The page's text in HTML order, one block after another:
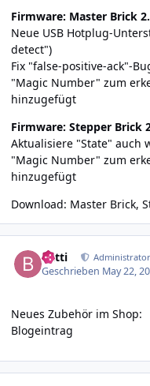
Firmware: Master Brick
Neue USB Hotplug-
detect")
Fix "false-positive-ack"-
"Magic Number" zum
hinzugefügt
Firmware: Stepper Brick
Aktualisiere "State" auch
"Magic Number" zum
hinzugefügt
Download: Master Brick,
batti
Geschrieben May 22,
Neues Zubehör im Shop:
Blogeintrag